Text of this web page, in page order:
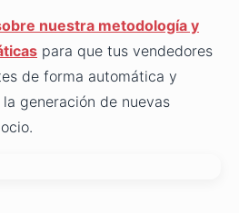
nuestra metodología y
para que tus vendedores
de forma automática y
generación de nuevas